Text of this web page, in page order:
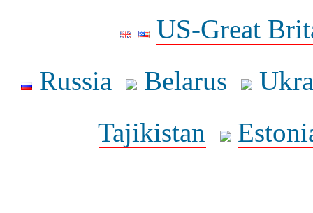
US-Great
Russia
Belarus
Tajikistan